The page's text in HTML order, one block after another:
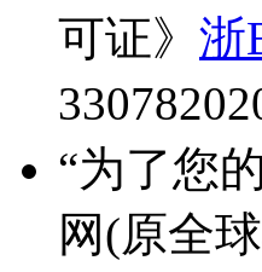
可证》 浙
“为了您
网(原全